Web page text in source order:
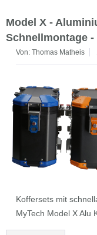
Model X -
Schnellmontage -
Von: Thomas Matheis
Koffersets mit
MyTech Model X Alu